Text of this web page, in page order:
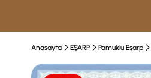
Anasayfa EŞARP Pamuklu Eşarp